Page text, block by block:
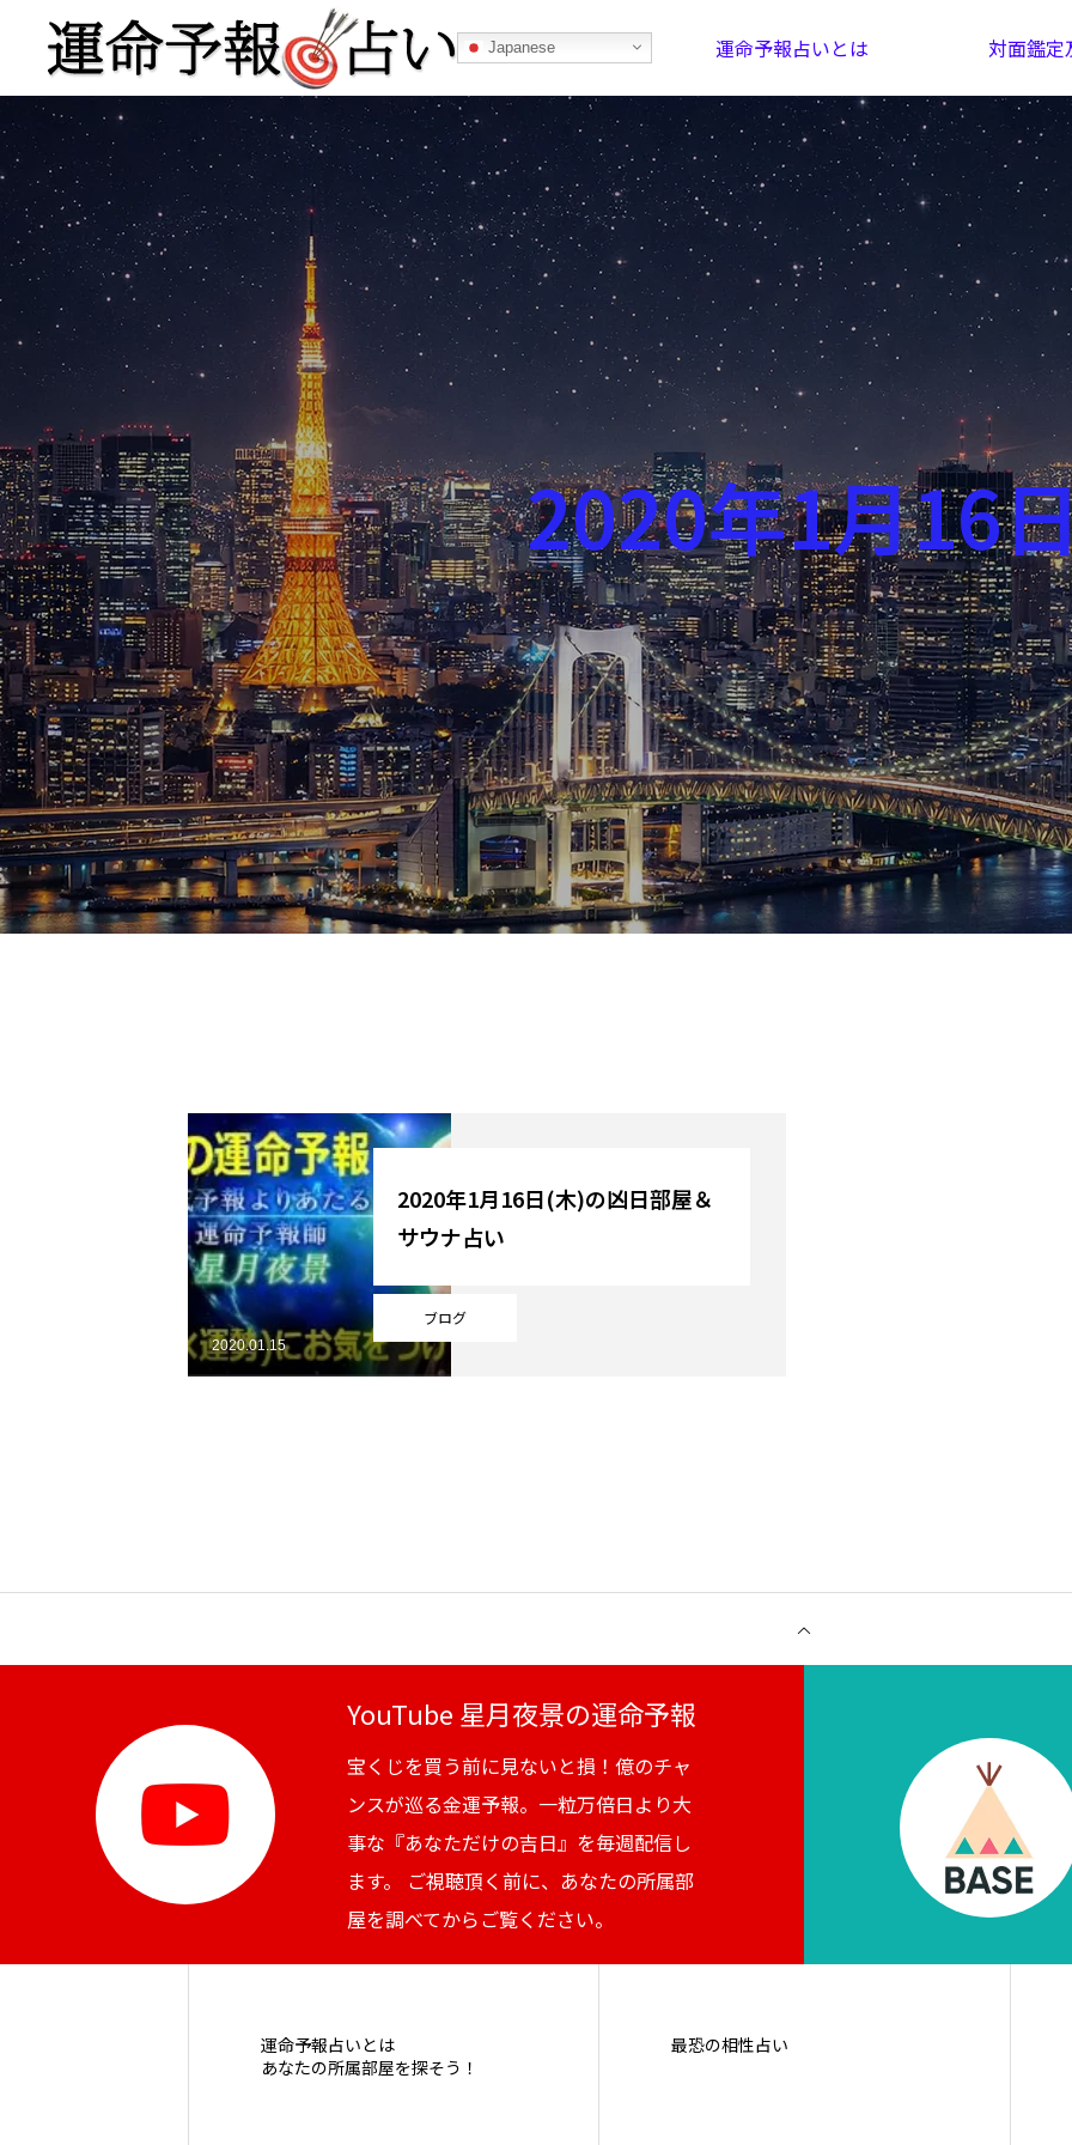
Japanese 運命予報占いとは 対面鑑定
運命予報占い
運命予報占いとは あなたの所属部屋を探そう！ 最恐の相性占い
記事カテゴリー
ブログ お知らせ 芸能界
スポーツ 競馬 社会
テニス四大大会・五輪
テニス四大大会・五輪
YouTube
Online Store
2020年1月16
ブログ
2020年1月16日(木)の凶日部屋＆
サウナ占い
2020.01.15
YouTube 星月夜景の運命予報
宝くじを買う前に見ないと損！億のチャ
ンスが巡る金運予報。一粒万倍日より大
事な『あなただけの吉日』を毎週配信し
ます。 ご視聴頂く前に、あなたの所属部
屋を調べてからご覧ください。
運命予報占いとは
あなたの所属部屋を探そう！
最恐の相性占い